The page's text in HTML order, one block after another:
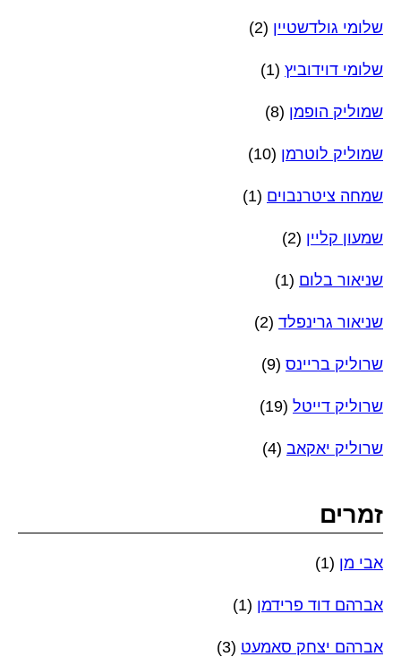
שלומי גולדשטיין (2)
שלומי דוידוביץ (1)
שמוליק הופמן (8)
שמוליק לוטרמן (10)
שמחה ציטרנבוים (1)
שמעון קליין (2)
שניאור בלום (1)
שניאור גרינפלד (2)
שרוליק בריינס (9)
שרוליק דייטל (19)
שרוליק יאקאב (4)
זמרים
אבי מן (1)
אברהם דוד פרידמן (1)
אברהם יצחק סאמעט (3)